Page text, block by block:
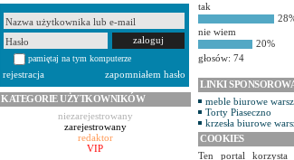
pamiętaj na tym komputerze
rejestracja
zapomniałem hasło
KATEGORIE UŻYTKOWNIKÓW
niezarejestrowany
zarejestrowany
redaktor
VIP
tak
nie wiem
20%
głosów: 74
LINKI
meble biurowe
Torty Piaseczno
krzesła biurowe
COOKIES
Ten portal